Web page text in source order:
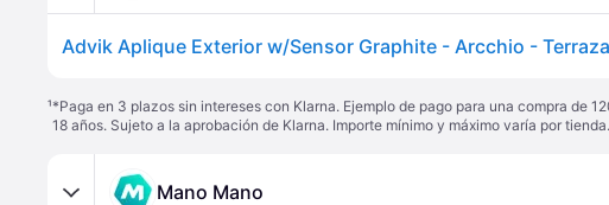
¹*Paga en 3 plazos sin intereses con Klarna. Ejemplo de pago para una compra de
18 años. Sujeto a la aprobación de Klarna. Importe mínimo y máximo varía por
Mano Mano